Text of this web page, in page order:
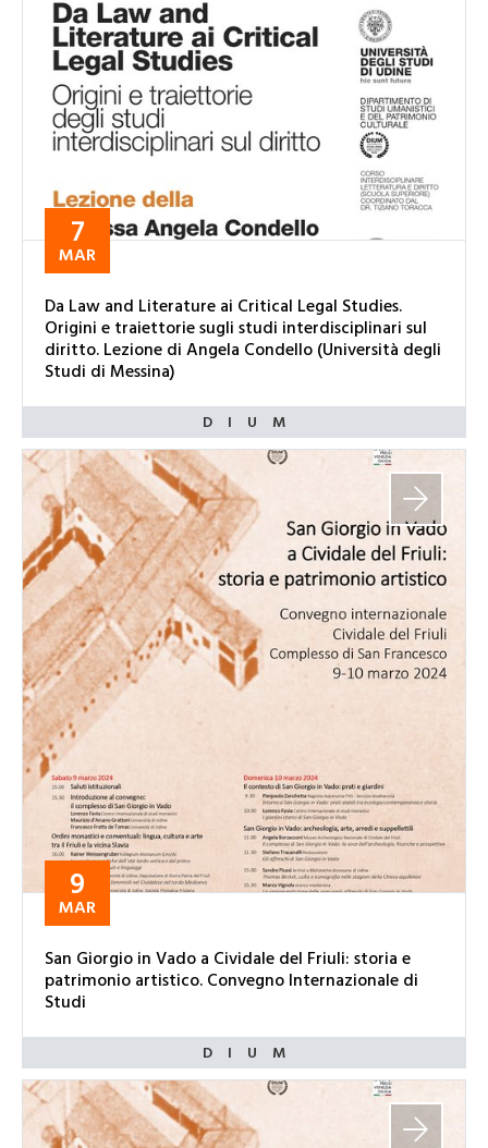
7
MAR
Da Law and Literature ai Critical Legal Studies.
Origini e traiettorie sugli studi interdisciplinari sul
diritto. Lezione di Angela Condello (Università degli
Studi di Messina)
9
MAR
San Giorgio in Vado a Cividale del Friuli: storia e
patrimonio artistico. Convegno Internazionale di
Studi